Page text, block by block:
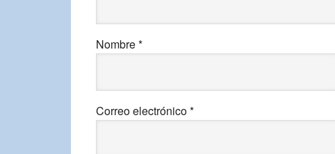
Nombre*
Correo electrónico*